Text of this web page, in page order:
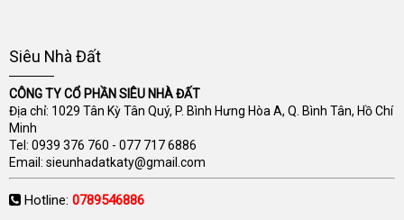
Siêu Nhà Đất
CÔNG TY CỔ PHẦN SIÊU NHÀ ĐẤT
Địa chỉ: 1029 Tân Kỳ Tân Quý, P. Bình Hưng Hòa A, Q. Bình Tân, Hồ Chí
Minh
Tel: 0939 376 760 - 077 717 6886
Email: sieunhadatkaty@gmail.com
Hotline: 0789546886